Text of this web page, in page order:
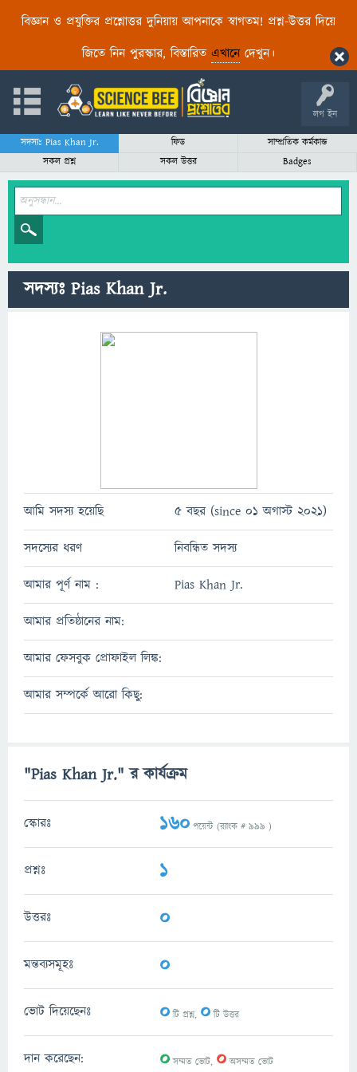
বিজ্ঞান ও প্রযুক্তির প্রশ্নোত্তর দুনিয়ায় আপনাকে স্বাগতম! প্রশ্ন-উত্তর দিয়ে
জিতে নিন পুরস্কার, বিস্তারিত এখানেদেখুন।
লগ ইন
সদস্যঃ Pias Khan Jr. ফিড
সাম্প্রতিক কর্মকান্ড
সকল প্রশ্ন
সকল উত্তর Badges
সদস্যঃ Pias Khan Jr.
আমি সদস্য হয়েছি 5 বছর (since 01 অগাস্ট 2021)
সদস্যের ধরণ নিবন্ধিত সদস্য
আমার পূর্ণ নাম : Pias Khan Jr.
আমার প্রতিষ্ঠানের নাম:
আমার ফেসবুক প্রোফাইল লিঙ্ক:
আমার সম্পর্কে আরো কিছু:
"Pias Khan Jr." র কার্যক্রম
স্কোরঃ 160 পয়েন্ট (র‌্যাংক # 999 )
প্রশ্নঃ 1
উত্তরঃ 0
মন্তব্যসমূহঃ 0
ভোট দিয়েছেনঃ 0টি প্রশ্ন, 0টি উত্তর
দান করেছেন: 0সম্মত ভোট, 0অসম্মত ভোট